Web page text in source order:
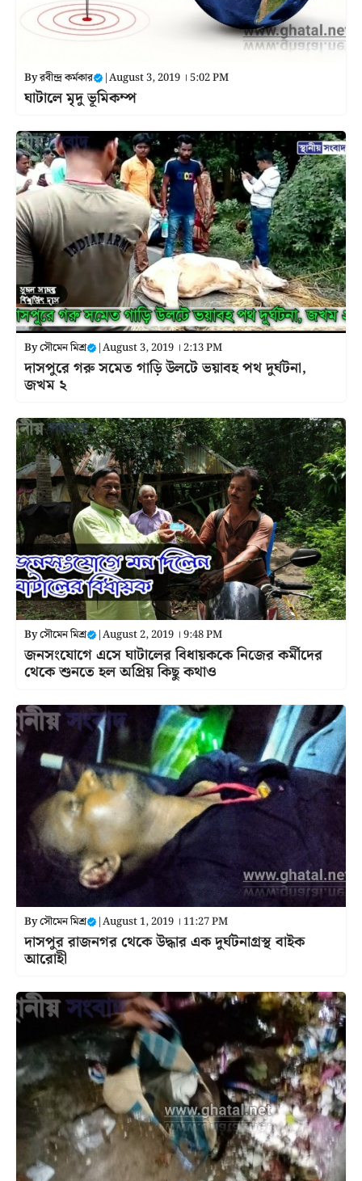
Byরবীন্দ্র কর্মকার |August 3, 2019 । 5:02 PM
ঘাটালে মৃদু ভূমিকম্প
Byসৌমেন মিশ্র |August 3, 2019 । 2:13 PM
দাসপুরে গরু সমেত গাড়ি উলটে ভয়াবহ পথ দুর্ঘটনা,
জখম ২
Byসৌমেন মিশ্র |August 2, 2019 । 9:48 PM
জনসংযোগে এসে ঘাটালের বিধায়ককে নিজের কর্মীদের
থেকে শুনতে হল অপ্রিয় কিছু কথাও
Byসৌমেন মিশ্র |August 1, 2019 । 11:27 PM
দাসপুর রাজনগর থেকে উদ্ধার এক দুর্ঘটনাগ্রস্থ বাইক
আরোহী